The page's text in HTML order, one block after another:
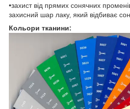
•захист від прямих сонячних
захисний шар лаку, який відбиває
Кольори тканини: